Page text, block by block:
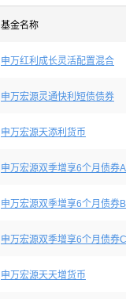
基金名称
申万红利成长灵活配置混合
申万宏源灵通快利短债债券
申万宏源天添利货币
申万宏源双季增享6个月债券A
申万宏源双季增享6个月债券B
申万宏源双季增享6个月债券C
申万宏源天天增货币